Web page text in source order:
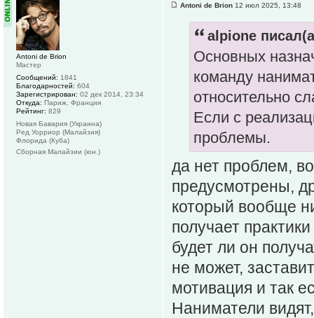
Antoni de Brion 12 июл 2025, 13:48
alpione
Основных
команду
относительно
Если с
проблемы.
да нет проблем,
предусмотрены,
который вообще
получает
будет ли он
не может,
мотивация и так
Наниматели
Antoni de Brion
Мастер
Сообщений: 1841
Благодарностей: 604
Зарегистрирован: 02 дек 2014, 23:34
Откуда: Париж, Франция
Рейтинг: 829
Новая Бавария (Украина)
Ред Уорриор (Малайзия)
Флорида (Куба)
Сборная Малайзии (юн.)